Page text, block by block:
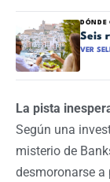
DÓNDE
Seis
VER
La pista
Según una
misterio de
desmoronarse a